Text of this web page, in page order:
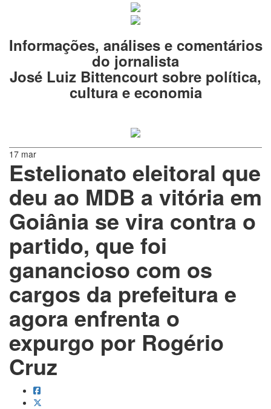
Informações, análises e comentários
do jornalista
José Luiz Bittencourt sobre política,
cultura e economia
17 mar
Estelionato eleitoral que
deu ao MDB a vitória em
Goiânia se vira contra o
partido, que foi
ganancioso com os
cargos da prefeitura e
agora enfrenta o
expurgo por Rogério
Cruz